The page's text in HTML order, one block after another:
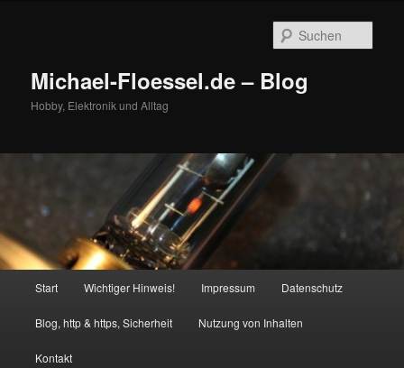
Michael-Floessel.de – Blog
Hobby, Elektronik und Alltag
Start Wichtiger Hinweis! Impressum Datenschutz
Blog, http & https, Sicherheit Nutzung von Inhalten
Kontakt